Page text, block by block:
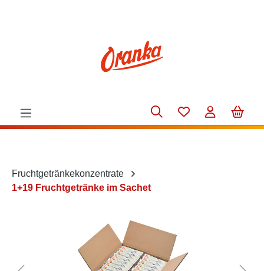
Fruchtgetränkekonzentrate
1+19 Fruchtgetränke im Sachet